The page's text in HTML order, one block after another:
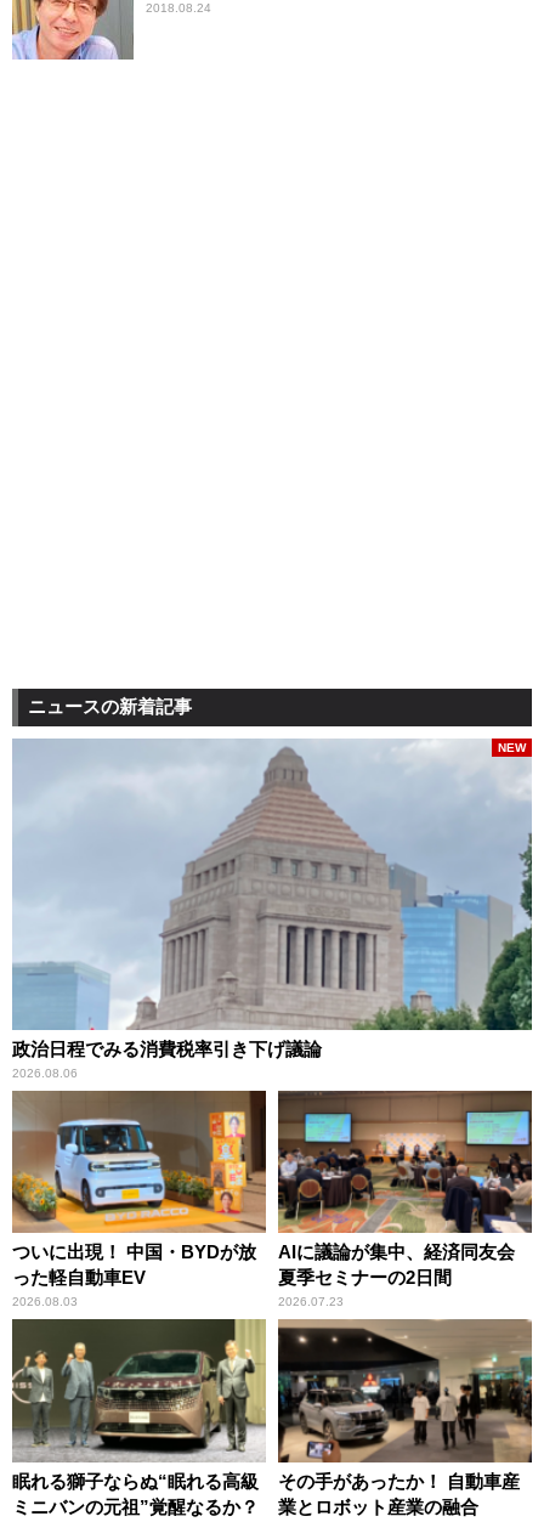
2018.08.24
ニュースの新着記事
政治日程でみる消費税率引き下げ議論
2026.08.06
NEW
ついに出現！ 中国・BYDが放
った軽自動車EV
2026.08.03
AIに議論が集中、経済同友会
夏季セミナーの2日間
2026.07.23
眠れる獅子ならぬ“眠れる高級
ミニバンの元祖”覚醒なるか？
その手があったか！ 自動車産
業とロボット産業の融合